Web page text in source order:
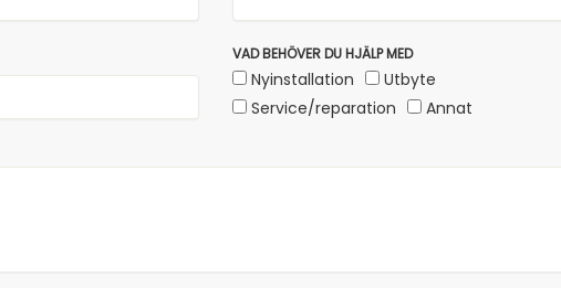
VAD BEHÖVER DU HJÄLP MED
Nyinstallation
Utbyte
Service/reparation
Annat